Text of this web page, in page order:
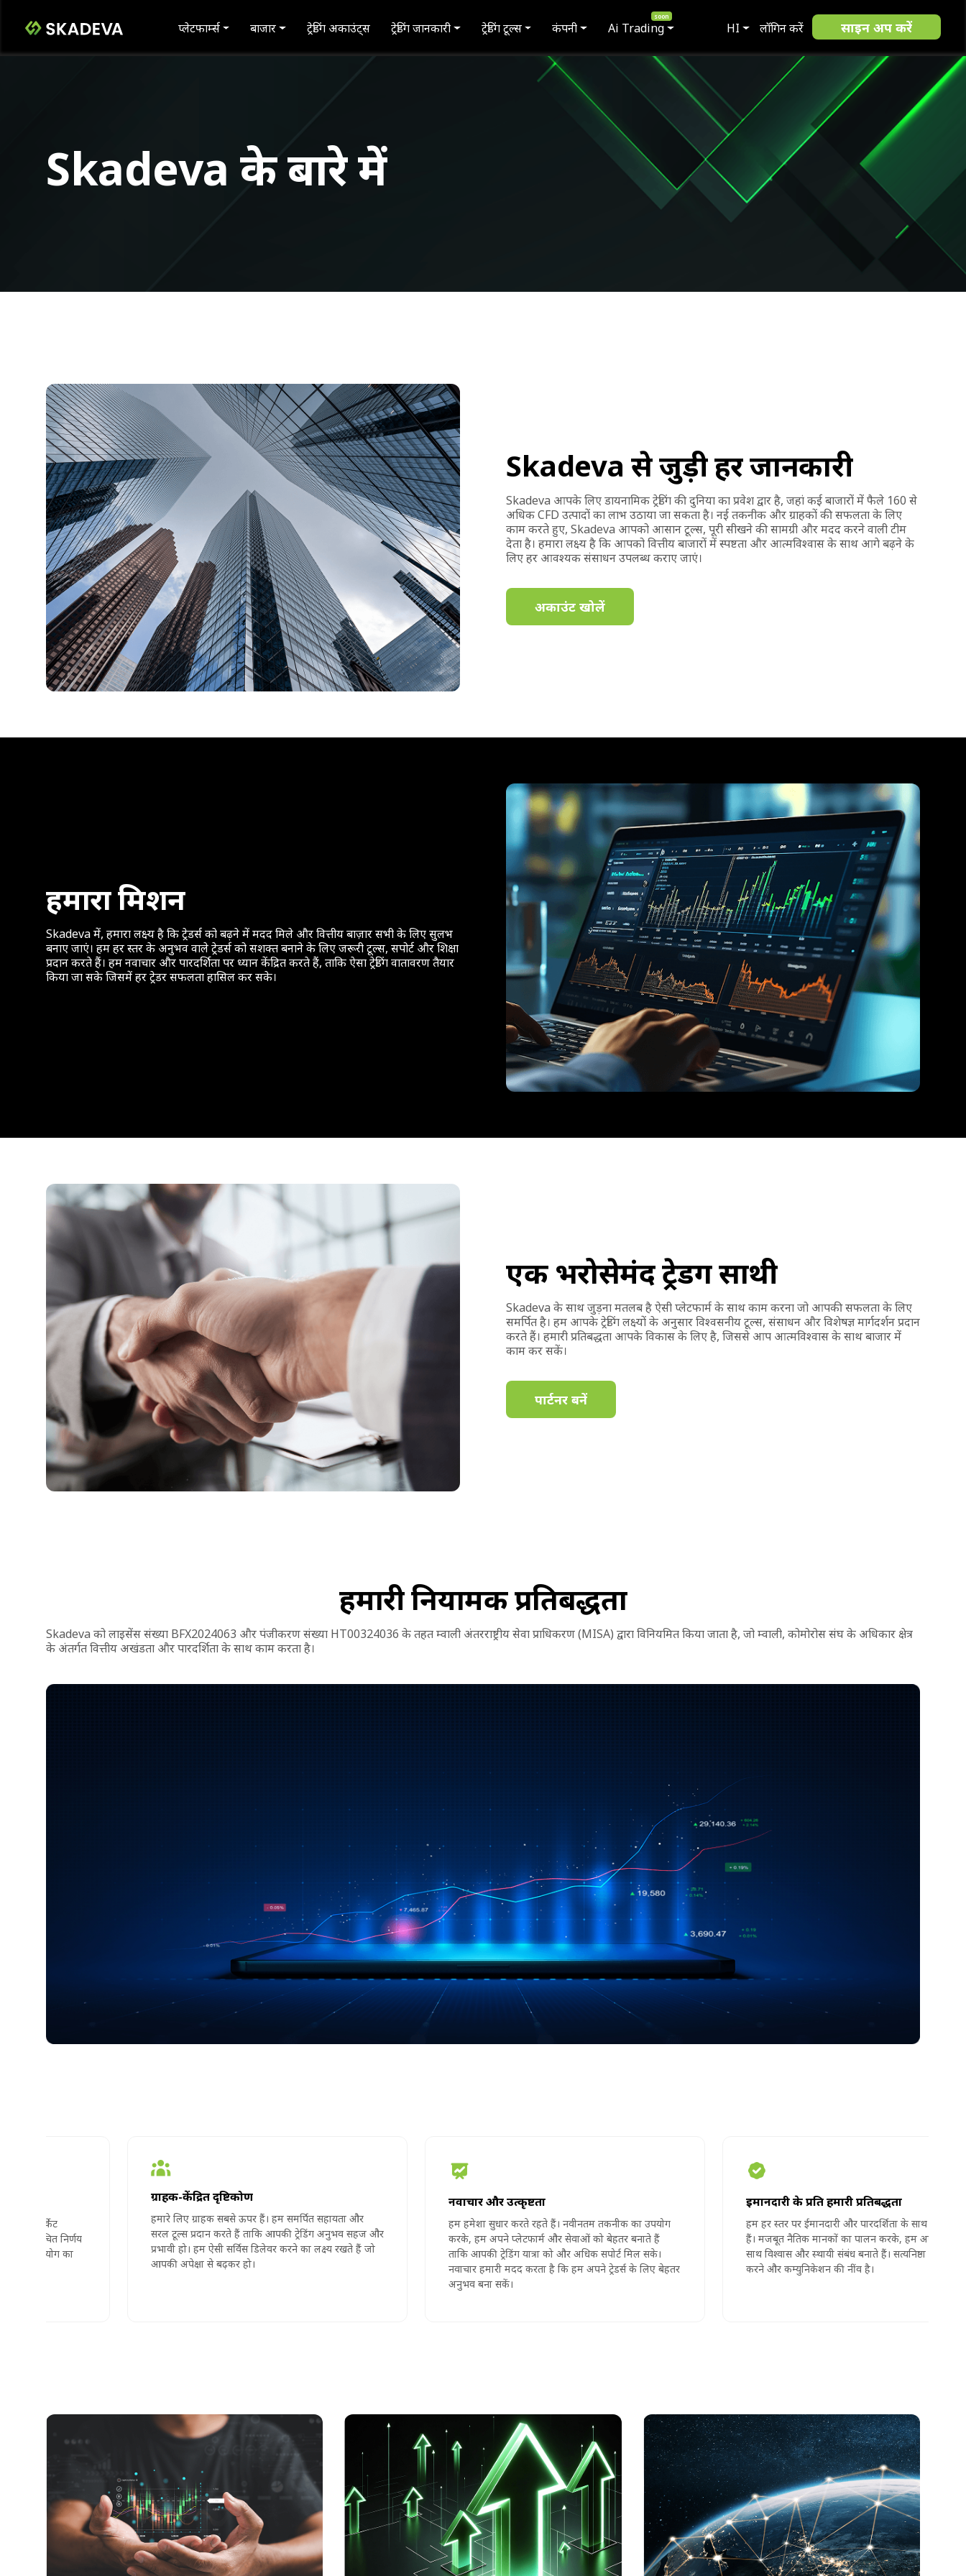
प्लेटफार्म्स बाजार ट्रेडिंग अकाउंट्स ट्रेडिंग जानकारी ट्रेडिंग टूल्स कंपनी Ai Trading HI लॉगिन करें साइन अप करें
Skadeva के बारे में
Skadeva से जुड़ी हर जानकारी
Skadeva आपके लिए डायनामिक ट्रेडिंग की दुनिया का प्रवेश द्वार है, जहां कई बाजारों में फैले 160 से
अधिक CFD उत्पादों का लाभ उठाया जा सकता है। नई तकनीक और ग्राहकों की सफलता के लिए
काम करते हुए, Skadeva आपको आसान टूल्स, पूरी सीखने की सामग्री और मदद करने वाली टीम
देता है। हमारा लक्ष्य है कि आपको वित्तीय बाजारों में स्पष्टता और आत्मविश्वास के साथ आगे बढ़ने के
लिए हर आवश्यक संसाधन उपलब्ध कराए जाएं।
अकाउंट खोलें
हमारा मिशन
Skadeva में, हमारा लक्ष्य है कि ट्रेडर्स को बढ़ने में मदद मिले और वित्तीय बाज़ार सभी के लिए सुलभ
बनाए जाएं। हम हर स्तर के अनुभव वाले ट्रेडर्स को सशक्त बनाने के लिए जरूरी टूल्स, सपोर्ट और शिक्षा
प्रदान करते हैं। हम नवाचार और पारदर्शिता पर ध्यान केंद्रित करते हैं, ताकि ऐसा ट्रेडिंग वातावरण तैयार
किया जा सके जिसमें हर ट्रेडर सफलता हासिल कर सके।
एक भरोसेमंद ट्रेडिंग साथी
Skadeva के साथ जुड़ना मतलब है ऐसी प्लेटफार्म के साथ काम करना जो आपकी सफलता के लिए
समर्पित है। हम आपके ट्रेडिंग लक्ष्यों के अनुसार विश्वसनीय टूल्स, संसाधन और विशेषज्ञ मार्गदर्शन प्रदान
करते हैं। हमारी प्रतिबद्धता आपके विकास के लिए है, जिससे आप आत्मविश्वास के साथ बाजार में
काम कर सकें।
पार्टनर बनें
हमारी नियामक प्रतिबद्धता
Skadeva को लाइसेंस संख्या BFX2024063 और पंजीकरण संख्या HT00324036 के तहत म्वाली अंतरराष्ट्रीय सेवा प्राधिकरण (MISA) द्वारा विनियमित किया जाता है, जो म्वाली, कोमोरोस संघ के अधिकार क्षेत्र
के अंतर्गत वित्तीय अखंडता और पारदर्शिता के साथ काम करता है।
ग्राहक-केंद्रित दृष्टिकोण
हमारे लिए ग्राहक सबसे ऊपर हैं। हम समर्पित सहायता और
सरल टूल्स प्रदान करते हैं ताकि आपकी ट्रेडिंग अनुभव सहज और
प्रभावी हो। हम ऐसी सर्विस डिलेवर करने का लक्ष्य रखते हैं जो
आपकी अपेक्षा से बढ़कर हो।
नवाचार और उत्कृष्टता
हम हमेशा सुधार करते रहते हैं। नवीनतम तकनीक का उपयोग
करके, हम अपने प्लेटफार्म और सेवाओं को बेहतर बनाते हैं
ताकि आपकी ट्रेडिंग यात्रा को और अधिक सपोर्ट मिल सके।
नवाचार हमारी मदद करता है कि हम अपने ट्रेडर्स के लिए बेहतर
ईमानदारी के प्रति हमारी प्रतिबद्धता
हम हर स्तर पर ईमानदारी और पारदर्शिता के साथ काम करते
हैं। मजबूत नैतिक मानकों का पालन करके, हम अपने ग्राहकों के
साथ विश्वास और स्थायी संबंध बनाते हैं। सत्यनिष्ठा हमारे काम
करने और कम्युनिकेशन की नींव है।
पावरफुल ट्रेडिंग टेक्नोलॉजी
60 से अधिक उन्नत टूल्स और रीयल-टाइम मार्केट इनसाइट्स का
एक्सेस अनलॉक करें। हमारा प्लेटफार्म तेजी से बदलते बाजारों में
स्मार्ट और समय पर निर्णय लेने के लिए तैयार किया गया है।
अलग रखे गए क्लाइंट फंड्स
Skadeva में, हम क्लाइंट फंड्स को अपनी कंपनी के फंड्स से
अलग अकाउंट्स में रखते हैं। सुरक्षा की यह अतिरिक्त परत यह
सुनिश्चित करती है कि आपका निवेश सुरक्षित रहे और
मजबूत सिक्योरिटी फ्रेमवर्क
हम आपकी सुरक्षा को सर्वोपरि मानते हैं। उद्योग की अग्रणी
एन्क्रिप्शन तकनीक, सुरक्षित प्रोटोकॉल और ग्राहक फंड को अलग
रखने की प्रक्रिया के साथ, आपके डेटा और एसेट्स हमेशा सुरक्षित